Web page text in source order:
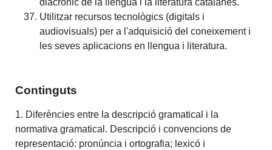
Utilitzar recursos tecnològics (digitals i
audiovisuals) per a l'adquisició del coneixement i
les seves aplicacions en llengua i literatura.
Continguts
1. Diferències entre la descripció gramatical i la
normativa gramatical. Descripció i convencions de
representació: pronúncia i ortografia; lexicó i